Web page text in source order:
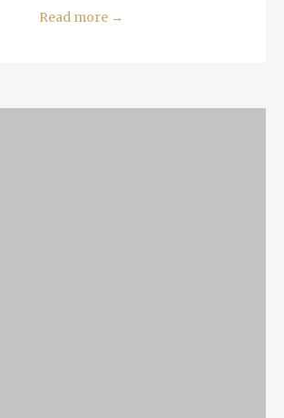
Read more →